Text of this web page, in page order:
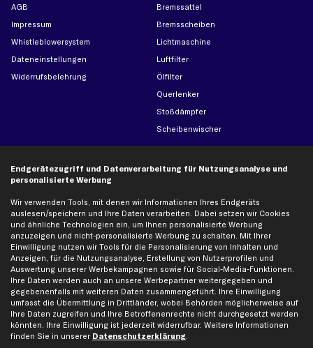
AGB
Impressum
Whistleblowersystem
Dateneinstellungen
Widerrufsbelehrung
Bremssattel
Bremsscheiben
Lichtmaschine
Luftfilter
Ölfilter
Querlenker
Stoßdämpfer
Scheibenwischer
Top Automarken
BMW Ersatzteile
Ford Ersatzteile
Mercedes-Benz Ersatzteile
Opel Ersatzteile
Peugeot Ersatzteile
Renault Ersatzteile
Seat Ersatzteile
Skoda Ersatzteile
Endgerätezugriff und Datenverarbeitung für Nutzungsanalyse und
personalisierte Werbung
Wir verwenden Tools, mit denen wir Informationen Ihres Endgeräts
auslesen/speichern und Ihre Daten verarbeiten. Dabei setzen wir Cookies
und ähnliche Technologien ein, um Ihnen personalisierte Werbung
anzuzeigen und nicht-personalisierte Werbung zu schalten. Mit Ihrer
Einwilligung nutzen wir Tools für die Personalisierung von Inhalten und
Anzeigen, für die Nutzungsanalyse, Erstellung von Nutzerprofilen und
Auswertung unserer Werbekampagnen sowie für Social-Media-Funktionen.
Ihre Daten werden auch an unsere Werbepartner weitergegeben und
gegebenenfalls mit weiteren Daten zusammengeführt. Ihre Einwilligung
umfasst die Übermittlung in Drittländer, wobei Behörden möglicherweise auf
Ihre Daten zugreifen und Ihre Betroffenenrechte nicht durchgesetzt werden
könnten. Ihre Einwilligung ist jederzeit widerrufbar. Weitere Informationen
finden Sie in unserer Datenschutzerklärung.